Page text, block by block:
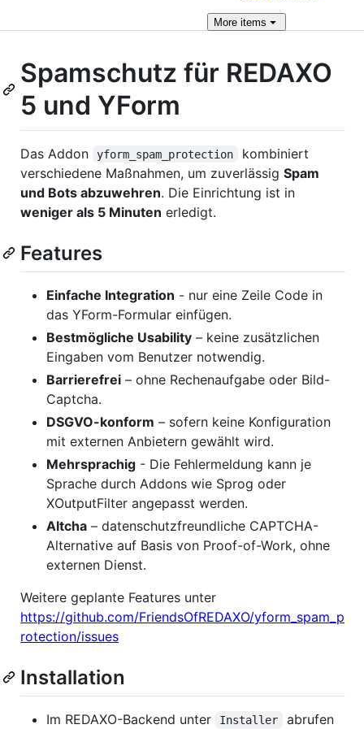
More items
Spamschutz für REDAXO
5 und YForm
Das Addon yform_spam_protection
kombiniert
verschiedene Maßnahmen, um zuverlässig Spam
und Bots abzuwehren. Die Einrichtung ist in
weniger als 5 Minuten erledigt.
Features
Einfache Integration - nur eine Zeile Code in
das YForm-Formular einfügen.
Bestmögliche Usability – keine zusätzlichen
Eingaben vom Benutzer notwendig.
Barrierefrei – ohne Rechenaufgabe oder Bild-
Captcha.
DSGVO-konform – sofern keine Konfiguration
mit externen Anbietern gewählt wird.
Mehrsprachig - Die Fehlermeldung kann je
Sprache durch Addons wie Sprog oder
XOutputFilter angepasst werden.
Altcha – datenschutzfreundliche CAPTCHA-
Alternative auf Basis von Proof-of-Work, ohne
externen Dienst.
Weitere geplante Features unter
https://github.com/FriendsOfREDAXO/yform_spam_p
rotection/issues
Installation
Im REDAXO-Backend unter Installer
abrufen